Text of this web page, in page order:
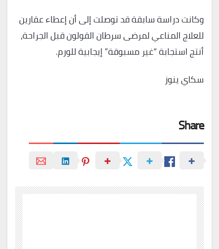
وكانت دراسة سابقة قد توصلت إلى أن إعطاء عقارين
للعلاج المناعي لمرضى سرطان القولون قبل الجراحة،
أنتج استجابة “غير مسبوقة” إيجابية للورم.
سكاي ينوز
Share